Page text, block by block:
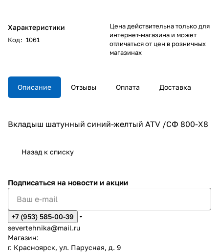
Характеристики
Код: 1061
Цена действительна только для
интернет-магазина и может
отличаться от цен в розничных
магазинах
Описание Отзывы Оплата Доставка
Вкладыш шатунный синий-желтый ATV /СФ 800-X8
Назад к списку
Подписаться на новости и акции
+7 (953) 585-00-39
severtehnika@mail.ru
Магазин:
г. Красноярск, ул. Парусная, д. 9